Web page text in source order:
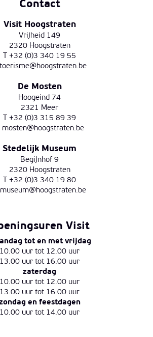
Contact
Visit Hoogstraten
Vrijheid 149
2320 Hoogstraten
T +32 (0)3 340 19 55
toerisme@hoogstraten.be
De Mosten
Hoogeind 74
2321 Meer
T +32 (0)3 315 89 39
mosten@hoogstraten.be
Stedelijk Museum
Begijnhof 9
2320 Hoogstraten
T +32 (0)3 340 19 80
museum@hoogstraten.be
Visit
tot en met vrijdag
10.00 uur tot 12.00 uur
13.00 uur tot 16.00 uur
zaterdag
10.00 uur tot 12.00 uur
13.00 uur tot 16.00 uur
en feestdagen
10.00 uur tot 14.00 uur